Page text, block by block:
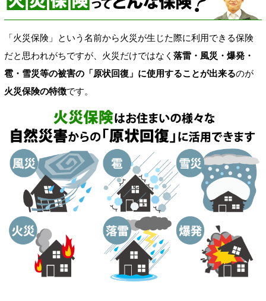
「火災保険」という名前から火災が生じた際に利用できる保険
だと思われがちですが、火災だけではなく 落雷・風災・爆発・
雹・雪災等の被害の「原状回復」に使用することが出来るのが
火災保険の特徴です。